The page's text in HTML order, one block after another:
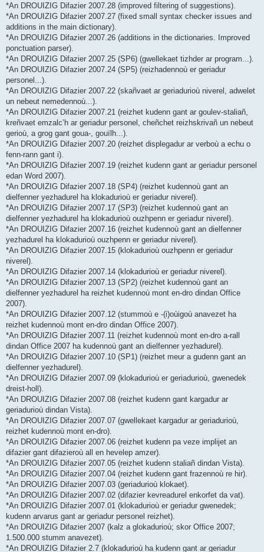
*An DROUIZIG Difazier 2007.28 (improved filtering of suggestions).
*An DROUIZIG Difazier 2007.27 (fixed small syntax checker issues and
additions in the main dictionary).
*An DROUIZIG Difazier 2007.26 (additions in the dictionaries. Improved
ponctuation parser).
*An DROUIZIG Difazier 2007.25 (SP6) (gwellekaet tizhder ar program...).
*An DROUIZIG Difazier 2007.24 (SP5) (reizhadennoù er geriadur
personel...).
*An DROUIZIG Difazier 2007.22 (skañvaet ar geriadurioù niverel, adwelet
un nebeut nemedennoù...).
*An DROUIZIG Difazier 2007.21 (reizhet kudenn gant ar goulev-staliañ,
kreñvaet emzalc’h ar geriadur personel, cheñchet reizhskrivañ un nebeut
gerioù, a grog gant goua-, gouïlh...).
*An DROUIZIG Difazier 2007.20 (reizhet displegadur ar verboù a echu o
fenn-rann gant i).
*An DROUIZIG Difazier 2007.19 (reizhet kudenn gant ar geriadur personel
edan Word 2007).
*An DROUIZIG Difazier 2007.18 (SP4) (reizhet kudennoù gant an
dielfenner yezhadurel ha klokadurioù er geriadur niverel).
*An DROUIZIG Difazier 2007.17 (SP3) (reizhet kudennoù gant an
dielfenner yezhadurel ha klokadurioù ouzhpenn er geriadur niverel).
*An DROUIZIG Difazier 2007.16 (reizhet kudennoù gant an dielfenner
yezhadurel ha klokadurioù ouzhpenn er geriadur niverel).
*An DROUIZIG Difazier 2007.15 (klokadurioù ouzhpenn er geriadur
niverel).
*An DROUIZIG Difazier 2007.14 (klokadurioù er geriadur niverel).
*An DROUIZIG Difazier 2007.13 (SP2) (reizhet kudennoù gant an
dielfenner yezhadurel ha reizhet kudennoù mont en-dro dindan Office
2007).
*An DROUIZIG Difazier 2007.12 (stummoù e -(i)oùigoù anavezet ha
reizhet kudennoù mont en-dro dindan Office 2007).
*An DROUIZIG Difazier 2007.11 (reizhet kudennoù mont en-dro a-rall
dindan Office 2007 ha kudennoù gant an dielfenner yezhadurel).
*An DROUIZIG Difazier 2007.10 (SP1) (reizhet meur a gudenn gant an
dielfenner yezhadurel).
*An DROUIZIG Difazier 2007.09 (klokadurioù er geriadurioù, gwenedek
dreist-holl).
*An DROUIZIG Difazier 2007.08 (reizhet kudenn gant kargadur ar
geriadurioù dindan Vista).
*An DROUIZIG Difazier 2007.07 (gwellekaet kargadur ar geriadurioù,
reizhet kudennoù mont en-dro).
*An DROUIZIG Difazier 2007.06 (reizhet kudenn pa veze implijet an
difazier gant difazieroù all en hevelep amzer).
*An DROUIZIG Difazier 2007.05 (reizhet kudenn staliañ dindan Vista).
*An DROUIZIG Difazier 2007.04 (reizhet kudenn gant frazennoù re hir).
*An DROUIZIG Difazier 2007.03 (geriadurioù klokaet).
*An DROUIZIG Difazier 2007.02 (difazier kevreadurel enkorfet da vat).
*An DROUIZIG Difazier 2007.01 (klokadurioù er geriadur gwenedek;
kudenn arvarus gant ar geriadur personel reizhet).
*An DROUIZIG Difazier 2007 (kalz a glokadurioù; skor Office 2007;
1.500.000 stumm anavezet).
*An DROUIZIG Difazier 2.7 (klokadurioù ha kudenn gant ar geriadur